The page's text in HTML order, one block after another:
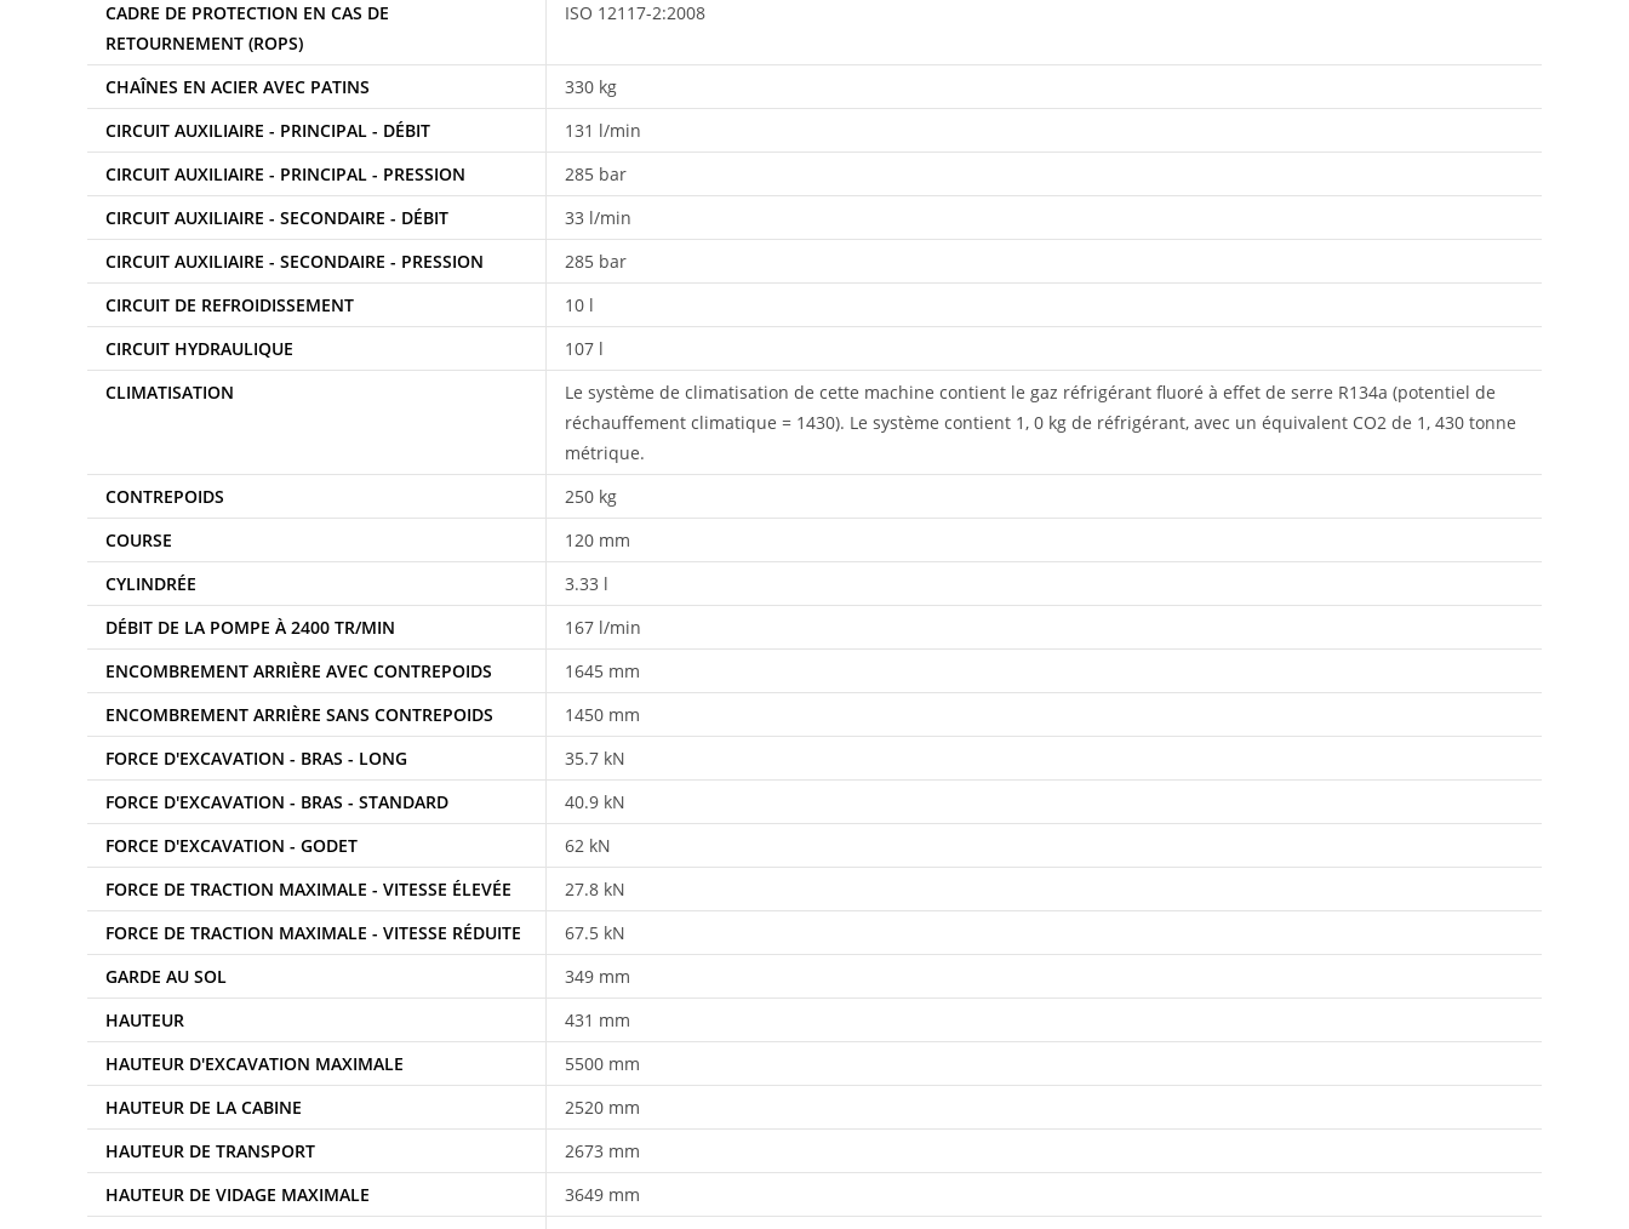
CADRE DE PROTECTION EN CAS DE
RETOURNEMENT (ROPS)
ISO 12117-2:2008
CHAÎNES EN ACIER AVEC PATINS
330 kg
CIRCUIT AUXILIAIRE - PRINCIPAL - DÉBIT
131 l/min
CIRCUIT AUXILIAIRE - PRINCIPAL - PRESSION
285 bar
CIRCUIT AUXILIAIRE - SECONDAIRE - DÉBIT
33 l/min
CIRCUIT AUXILIAIRE - SECONDAIRE - PRESSION
285 bar
CIRCUIT DE REFROIDISSEMENT
10 l
CIRCUIT HYDRAULIQUE
107 l
CLIMATISATION
Le système de climatisation de cette machine contient le gaz réfrigérant fluoré à effet de serre R134a (potentiel de
réchauffement climatique = 1430). Le système contient 1, 0 kg de réfrigérant, avec un équivalent CO2 de 1, 430 tonne
métrique.
CONTREPOIDS
250 kg
COURSE
120 mm
CYLINDRÉE
3.33 l
DÉBIT DE LA POMPE À 2400 TR/MIN
167 l/min
ENCOMBREMENT ARRIÈRE AVEC CONTREPOIDS
1645 mm
ENCOMBREMENT ARRIÈRE SANS CONTREPOIDS
1450 mm
FORCE D'EXCAVATION - BRAS - LONG
35.7 kN
FORCE D'EXCAVATION - BRAS - STANDARD
40.9 kN
FORCE D'EXCAVATION - GODET
62 kN
FORCE DE TRACTION MAXIMALE - VITESSE ÉLEVÉE
27.8 kN
FORCE DE TRACTION MAXIMALE - VITESSE RÉDUITE
67.5 kN
GARDE AU SOL
349 mm
HAUTEUR
431 mm
HAUTEUR D'EXCAVATION MAXIMALE
5500 mm
HAUTEUR DE LA CABINE
2520 mm
HAUTEUR DE TRANSPORT
2673 mm
HAUTEUR DE VIDAGE MAXIMALE
3649 mm